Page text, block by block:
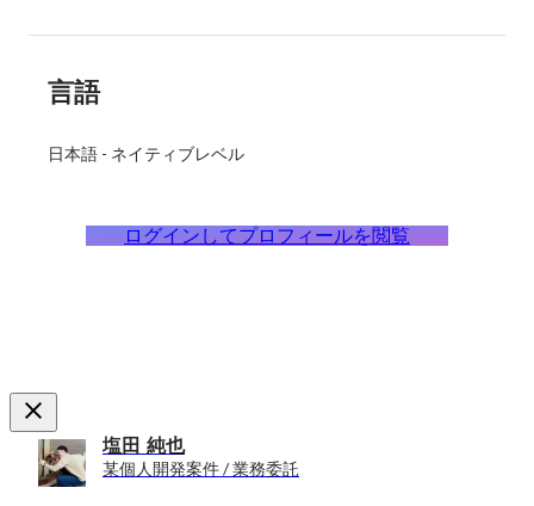
言語
日本語 - ネイティブレベル
ログインしてプロフィールを閲覧
塩田 純也
某個人開発案件 / 業務委託